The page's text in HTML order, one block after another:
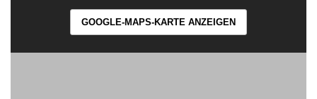
GOOGLE-MAPS-KARTE ANZEIGEN